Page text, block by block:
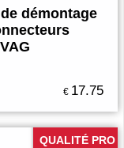
démontage
€ 17.75
QUALITÉ PRO